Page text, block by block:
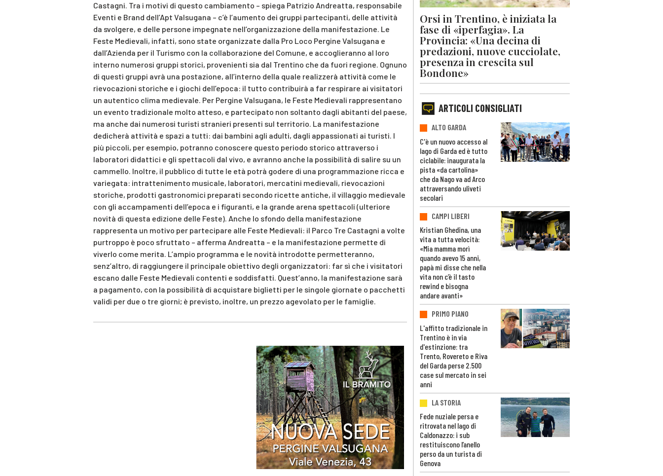
Castagni. Tra i motivi di questo cambiamento – spiega Patrizio Andreatta, responsabile
Eventi e Brand dell’Apt Valsugana – c’è l’aumento dei gruppi partecipanti, delle attività
da svolgere, e delle persone impegnate nell’organizzazione della manifestazione. Le
Feste Medievali, infatti, sono state organizzate dalla Pro Loco Pergine Valsugana e
dall’Azienda per il Turismo con la collaborazione del Comune, e accoglieranno al loro
interno numerosi gruppi storici, provenienti sia dal Trentino che da fuori regione. Ognuno
di questi gruppi avrà una postazione, all’interno della quale realizzerà attività come le
rievocazioni storiche e i giochi dell’epoca: il tutto contribuirà a far respirare ai visitatori
un autentico clima medievale. Per Pergine Valsugana, le Feste Medievali rappresentano
un evento tradizionale molto atteso, e partecipato non soltanto dagli abitanti del paese,
ma anche dai numerosi turisti stranieri presenti sul territorio. La manifestazione
dedicherà attività e spazi a tutti: dai bambini agli adulti, dagli appassionati ai turisti. I
più piccoli, per esempio, potranno conoscere questo periodo storico attraverso i
laboratori didattici e gli spettacoli dal vivo, e avranno anche la possibilità di salire su un
cammello. Inoltre, il pubblico di tutte le età potrà godere di una programmazione ricca e
variegata: intrattenimento musicale, laboratori, mercatini medievali, rievocazioni
storiche, prodotti gastronomici preparati secondo ricette antiche, il villaggio medievale
con gli accampamenti dell’epoca e i figuranti, e la grande arena spettacoli (ulteriore
novità di questa edizione delle Feste). Anche lo sfondo della manifestazione
rappresenta un motivo per partecipare alle Feste Medievali: il Parco Tre Castagni a volte
purtroppo è poco sfruttato – afferma Andreatta – e la manifestazione permette di
viverlo come merita. L’ampio programma e le novità introdotte permetteranno,
senz’altro, di raggiungere il principale obiettivo degli organizzatori: far sì che i visitatori
escano dalle Feste Medievali contenti e soddisfatti. Quest’anno, la manifestazione sarà
a pagamento, con la possibilità di acquistare biglietti per le singole giornate o pacchetti
validi per due o tre giorni; è previsto, inoltre, un prezzo agevolato per le famiglie.
Orsi in Trentino, è iniziata la
fase di «iperfagia». La
Provincia: «Una decina di
predazioni, nuove cucciolate,
presenza in crescita sul
Bondone»
ARTICOLI CONSIGLIATI
ALTO GARDA
C'è un nuovo accesso al
lago di Garda ed è tutto
ciclabile: inaugurata la
pista «da cartolina»
che da Nago va ad Arco
attraversando uliveti
secolari
CAMPI LIBERI
Kristian Ghedina, una
vita a tutta velocità:
«Mia mamma morì
quando avevo 15 anni,
papà mi disse che nella
vita non c’è il tasto
rewind e bisogna
andare avanti»
PRIMO PIANO
L'affitto tradizionale in
Trentino è in via
d'estinzione: tra
Trento, Rovereto e Riva
del Garda perse 2.500
case sul mercato in sei
anni
LA STORIA
Fede nuziale persa e
ritrovata nel lago di
Caldonazzo: i sub
restituiscono l’anello
perso da un turista di
Genova